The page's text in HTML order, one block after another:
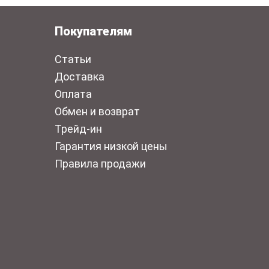
Покупателям
Статьи
Доставка
Оплата
Обмен и возврат
Трейд-ин
Гарантия низкой цены
Правила продажи